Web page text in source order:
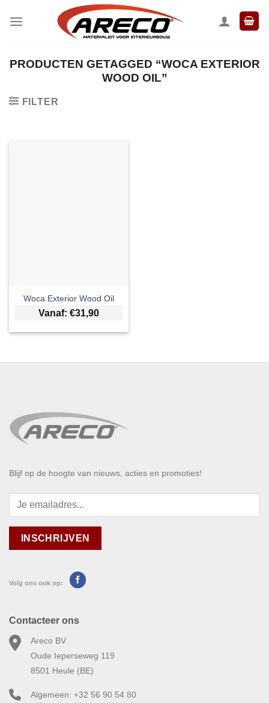
naar
PRODUCTEN GETAGGED “WOCA EXTERIOR
WOOD OIL”
FILTER
Woca Exterior Wood Oil
Vanaf: €31,90
Blijf op de hoogte van nieuws, acties en promoties!
Volg ons ook op:
Contacteer ons
Areco BV
Oude Ieperseweg 119
8501 Heule (BE)
Algemeen: +32 56 90 54 80